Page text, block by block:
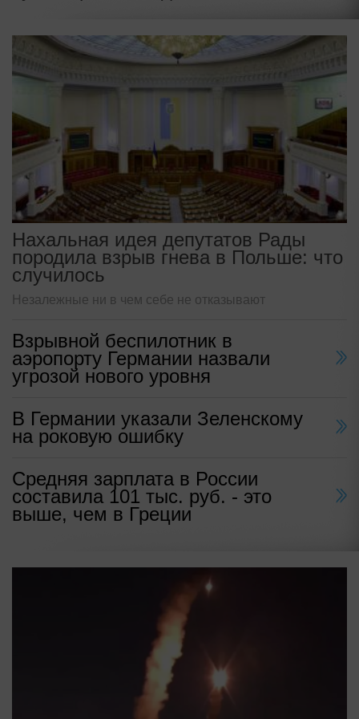
Нахальная идея депутатов Рады
породила взрыв гнева в Польше: что
случилось
Незалежные ни в чем себе не отказывают
Взрывной беспилотник в
аэропорту Германии назвали
угрозой нового уровня
В Германии указали Зеленскому
на роковую ошибку
Средняя зарплата в России
составила 101 тыс. руб. - это
выше, чем в Греции